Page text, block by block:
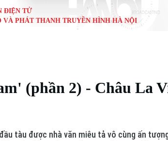
ĐIỆN TỬ
VÀ PHÁT THANH TRUYỀN HÌNH HÀ NỘI
máy
trường
Tuyển sinh Làng nghề Dinh dưỡng Quần
(phần 2) - Châu La
tàu được nhà văn miêu tả vô cùng ấn